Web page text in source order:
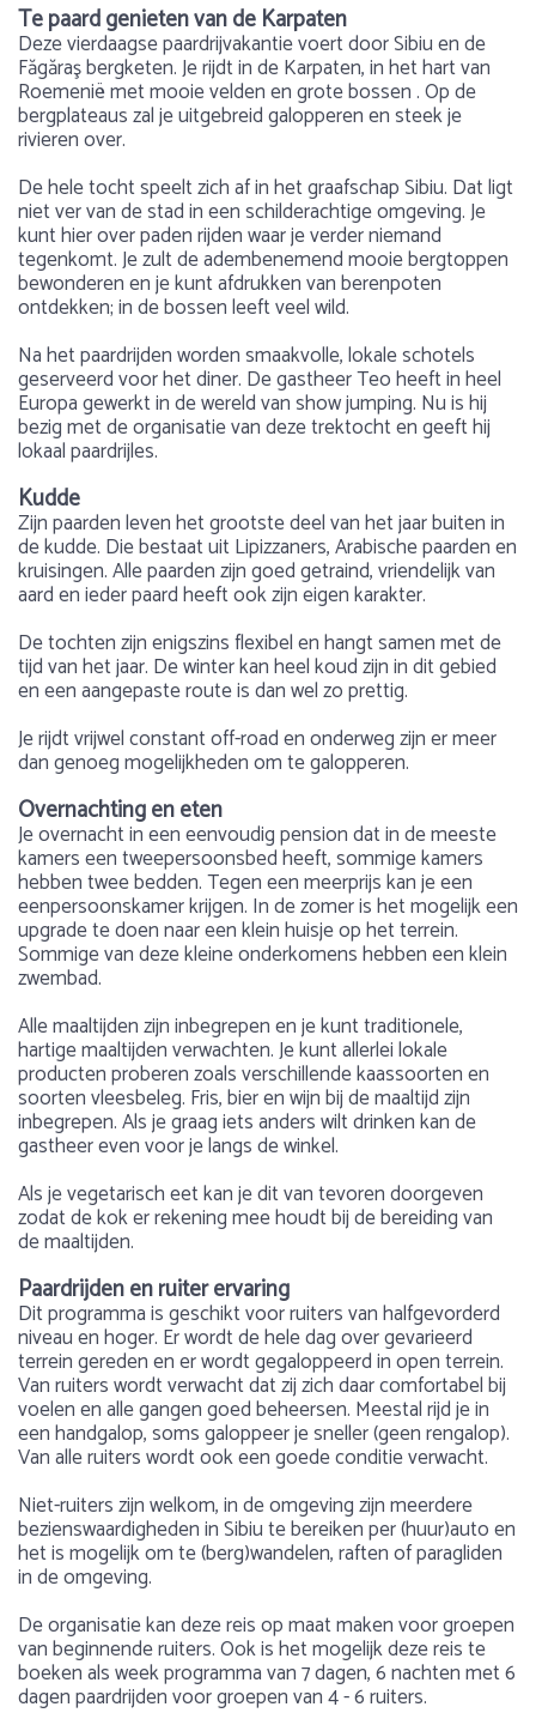
Te paard genieten van de Karpaten
Deze vierdaagse paardrijvakantie voert door Sibiu en de
Făgăraş bergketen. Je rijdt in de Karpaten, in het hart van
Roemenië met mooie velden en grote bossen . Op de
bergplateaus zal je uitgebreid galopperen en steek je
rivieren over.
De hele tocht speelt zich af in het graafschap Sibiu. Dat ligt
niet ver van de stad in een schilderachtige omgeving. Je
kunt hier over paden rijden waar je verder niemand
tegenkomt. Je zult de adembenemend mooie bergtoppen
bewonderen en je kunt afdrukken van berenpoten
ontdekken; in de bossen leeft veel wild.
Na het paardrijden worden smaakvolle, lokale schotels
geserveerd voor het diner. De gastheer Teo heeft in heel
Europa gewerkt in de wereld van show jumping. Nu is hij
bezig met de organisatie van deze trektocht en geeft hij
lokaal paardrijles.
Kudde
Zijn paarden leven het grootste deel van het jaar buiten in
de kudde. Die bestaat uit Lipizzaners, Arabische paarden en
kruisingen. Alle paarden zijn goed getraind, vriendelijk van
aard en ieder paard heeft ook zijn eigen karakter.
De tochten zijn enigszins flexibel en hangt samen met de
tijd van het jaar. De winter kan heel koud zijn in dit gebied
en een aangepaste route is dan wel zo prettig.
Je rijdt vrijwel constant off-road en onderweg zijn er meer
dan genoeg mogelijkheden om te galopperen.
Overnachting en eten
Je overnacht in een eenvoudig pension dat in de meeste
kamers een tweepersoonsbed heeft, sommige kamers
hebben twee bedden. Tegen een meerprijs kan je een
eenpersoonskamer krijgen. In de zomer is het mogelijk een
upgrade te doen naar een klein huisje op het terrein.
Sommige van deze kleine onderkomens hebben een klein
zwembad.
Alle maaltijden zijn inbegrepen en je kunt traditionele,
hartige maaltijden verwachten. Je kunt allerlei lokale
producten proberen zoals verschillende kaassoorten en
soorten vleesbeleg. Fris, bier en wijn bij de maaltijd zijn
inbegrepen. Als je graag iets anders wilt drinken kan de
gastheer even voor je langs de winkel.
Als je vegetarisch eet kan je dit van tevoren doorgeven
zodat de kok er rekening mee houdt bij de bereiding van
de maaltijden.
Paardrijden en ruiter ervaring
Dit programma is geschikt voor ruiters van halfgevorderd
niveau en hoger. Er wordt de hele dag over gevarieerd
terrein gereden en er wordt gegaloppeerd in open terrein.
Van ruiters wordt verwacht dat zij zich daar comfortabel bij
voelen en alle gangen goed beheersen. Meestal rijd je in
een handgalop, soms galoppeer je sneller (geen rengalop).
Van alle ruiters wordt ook een goede conditie verwacht.
Niet-ruiters zijn welkom, in de omgeving zijn meerdere
bezienswaardigheden in Sibiu te bereiken per (huur)auto en
het is mogelijk om te (berg)wandelen, raften of paragliden
in de omgeving.
De organisatie kan deze reis op maat maken voor groepen
van beginnende ruiters. Ook is het mogelijk deze reis te
boeken als week programma van 7 dagen, 6 nachten met 6
dagen paardrijden voor groepen van 4 - 6 ruiters.